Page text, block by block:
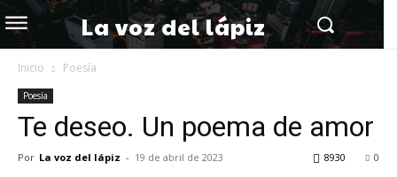
La voz del lápiz
Inicio Poesía
Poesía
Te deseo. Un poema de amor
Por La voz del lápiz - 19 de abril de 2023 0
8930